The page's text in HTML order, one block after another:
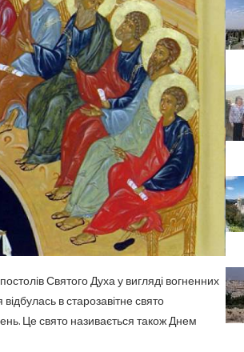
Святого Духа у вигляді вогненних
в старозавітне свято
Це свято називається також Днем